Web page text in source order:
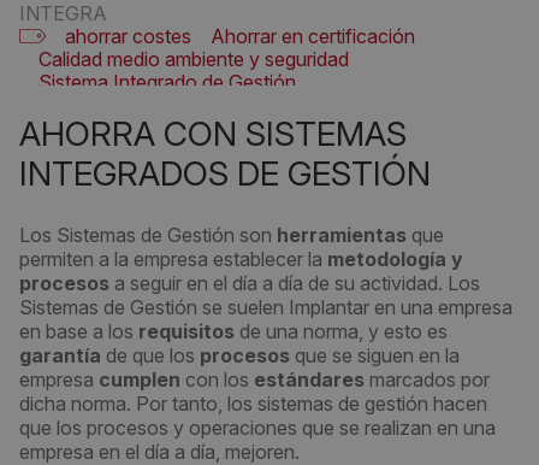
INTEGRA
ahorrar costes
Ahorrar en certificación
Calidad medio ambiente y seguridad
Sistema Integrado de Gestión
AHORRA CON SISTEMAS
INTEGRADOS DE GESTIÓN
Los Sistemas de Gestión son herramientas que
permiten a la empresa establecer la metodología y
procesos a seguir en el día a día de su actividad. Los
Sistemas de Gestión se suelen Implantar en una empresa
en base a los requisitos de una norma, y esto es
garantía de que los procesos que se siguen en la
empresa cumplen con los estándares marcados por
dicha norma. Por tanto, los sistemas de gestión hacen
que los procesos y operaciones que se realizan en una
empresa en el día a día, mejoren.